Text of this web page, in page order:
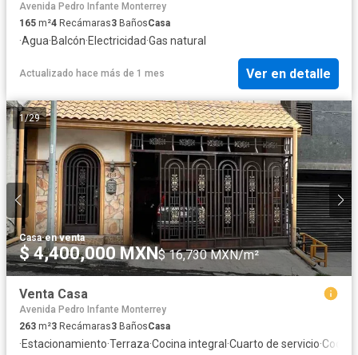
Avenida Pedro Infante Monterrey
165 m²4 Recámaras3 BañosCasa
·Agua·Balcón·Electricidad·Gas natural
Actualizado hace más de 1 mes Ver en detalle
1/29
Casa·en venta
$ 4,400,000 MXN$ 16,730 MXN/m²
Venta Casa
Avenida Pedro Infante Monterrey
263 m²3 Recámaras3 BañosCasa
·Estacionamiento·Terraza·Cocina integral ·Cuarto de servicio·